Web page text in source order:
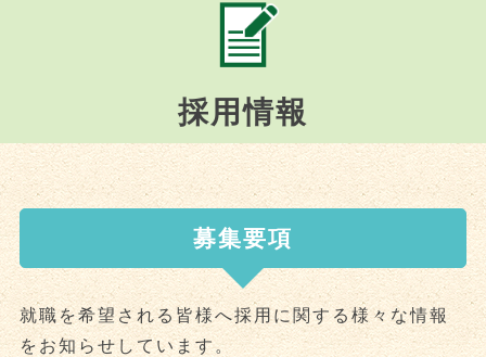
採用情報
募集要項
就職を希望される皆様へ採用に関する様々な情報
をお知らせしています。